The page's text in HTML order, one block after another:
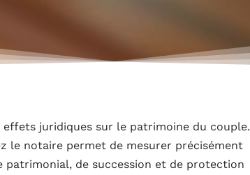
effets juridiques sur le patrimoine du couple.
le notaire permet de mesurer précisément
de succession et de protection